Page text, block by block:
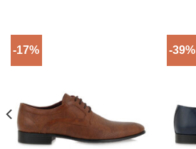
-17% -39%